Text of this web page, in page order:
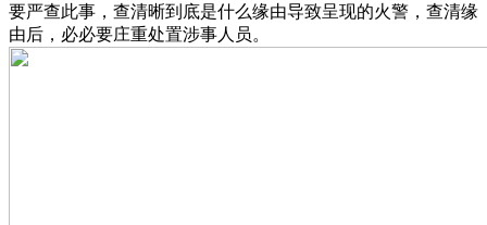
要严查此事，查清晰到底是什么缘由导致呈现的火警，查清缘
由后，必必要庄重处置涉事人员。